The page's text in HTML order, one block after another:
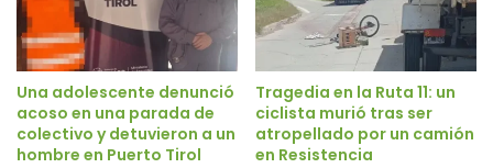
Una adolescente denunció
acoso en una parada de
colectivo y detuvieron a un
hombre en Puerto Tirol
Tragedia en la Ruta 11: un
ciclista murió tras ser
atropellado por un camión
en Resistencia